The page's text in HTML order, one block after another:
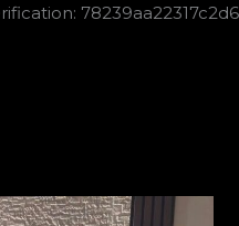
78239aa22317c2d6